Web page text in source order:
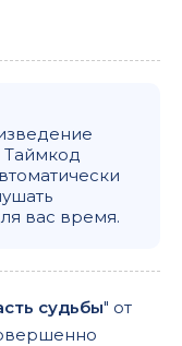
Таймкод
вас время.
судьбы" от